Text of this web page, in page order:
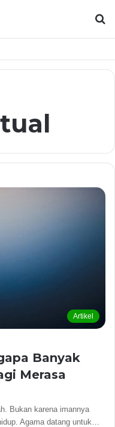
Artikel
Banyak
Merasa
Bukan karena imannya
Agama datang untuk…